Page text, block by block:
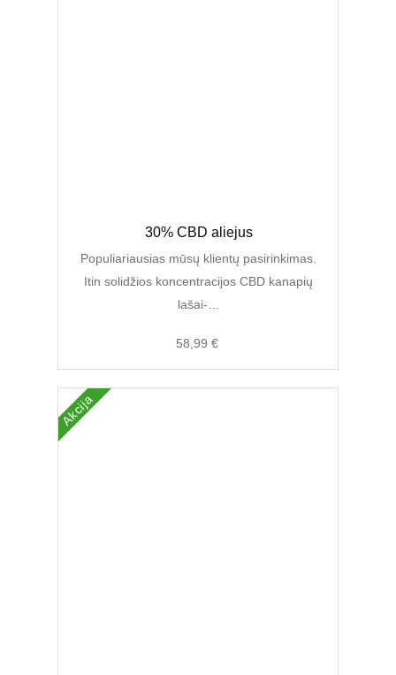
30% CBD aliejus
Populiariausias mūsų klientų pasirinkimas.
Itin solidžios koncentracijos CBD kanapių
lašai-…
Original
price
was:
89,00 €.
58,99 €
Current
price
is:
58,99 €.
Akcija